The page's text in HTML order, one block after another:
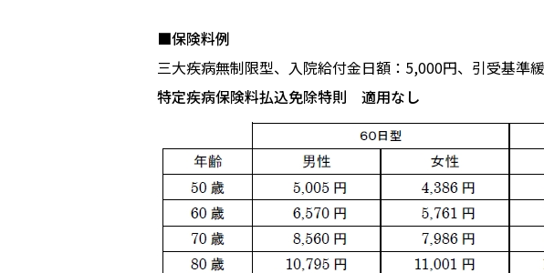
■保険料例
三大疾病無制限型、入院給付金日額：5,000円、引受基
特定疾病保険料払込免除特則 適用なし